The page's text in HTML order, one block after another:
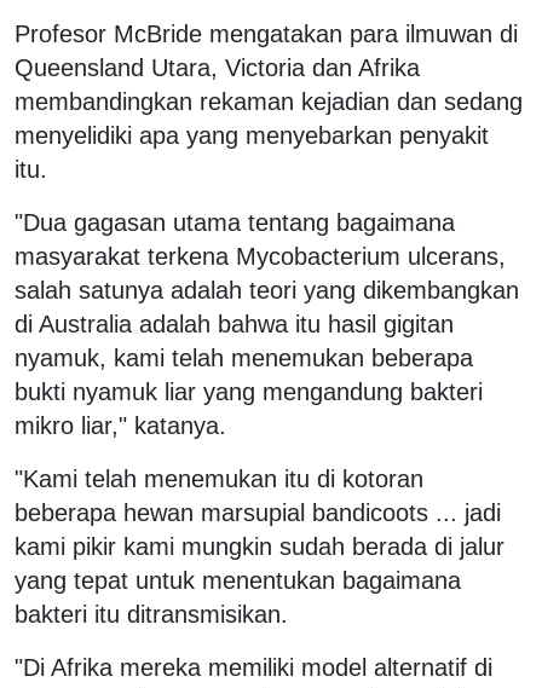
Profesor McBride mengatakan para ilmuwan di
Queensland Utara, Victoria dan Afrika
membandingkan rekaman kejadian dan sedang
menyelidiki apa yang menyebarkan penyakit
itu.
"Dua gagasan utama tentang bagaimana
masyarakat terkena Mycobacterium ulcerans,
salah satunya adalah teori yang dikembangkan
di Australia adalah bahwa itu hasil gigitan
nyamuk, kami telah menemukan beberapa
bukti nyamuk liar yang mengandung bakteri
mikro liar," katanya.
"Kami telah menemukan itu di kotoran
beberapa hewan marsupial bandicoots ... jadi
kami pikir kami mungkin sudah berada di jalur
yang tepat untuk menentukan bagaimana
bakteri itu ditransmisikan.
"Di Afrika mereka memiliki model alternatif di